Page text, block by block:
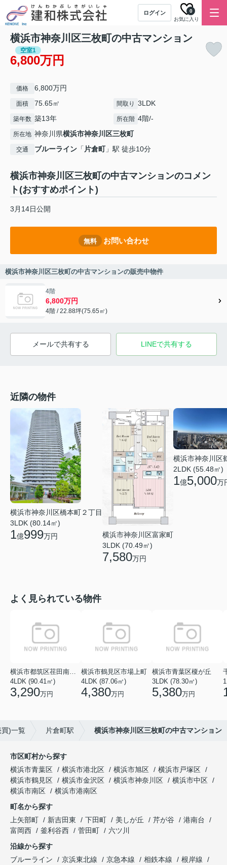
ログイン
お気に入り
0
横浜市神奈川区三枚町の中古マンション
空室1
6,800万円
価格 6,800万円
面積 75.65㎡ 間取り 3LDK
築年数 築13年 所在階 4階/-
所在地 神奈川県横浜市神奈川区三枚町
交通 ブルーライン 「 片倉町」駅 徒歩10分
横浜市神奈川区三枚町の中古マンションのコメン
ト(おすすめポイント)
3月14日公開
無料 お問い合わせ
横浜市神奈川区三枚町の中古マンションの販売中物件
4階
6,800万円
4階 / 22.88坪(75.65㎡)
メールで共有する LINEで共有する
近隣の物件
横浜市神奈川区橋本町２丁目
3LDK (80.14㎡)
1億999万円
横浜市神奈川区富家町
3LDK (70.49㎡)
7,580万円
横浜市神奈川区
2LDK (55.48㎡)
1億5,000万
よく見られている物件
4LDK (90.41㎡)
3,290万円
横浜市鶴見区市場上町
4LDK (87.06㎡)
4,380万円
横浜市青葉区榎が丘
3LDK (78.30㎡)
5,380万円
)一覧 片倉町駅 横浜市神奈川区三枚町の中古マンション
市区町村から探す
横浜市青葉区
横浜市港北区 横浜市旭区
横浜市戸塚区
横浜市鶴見区
横浜市金沢区 横浜市神奈川区
横浜市中区
横浜市南区
横浜市港南区
町名から探す
上矢部町
新吉田東 下田町 美しが丘 芹が谷
港南台
富岡西
釜利谷西 菅田町
六ツ川
沿線から探す
ブルーライン
京浜東北線 京急本線 相鉄本線
根岸線